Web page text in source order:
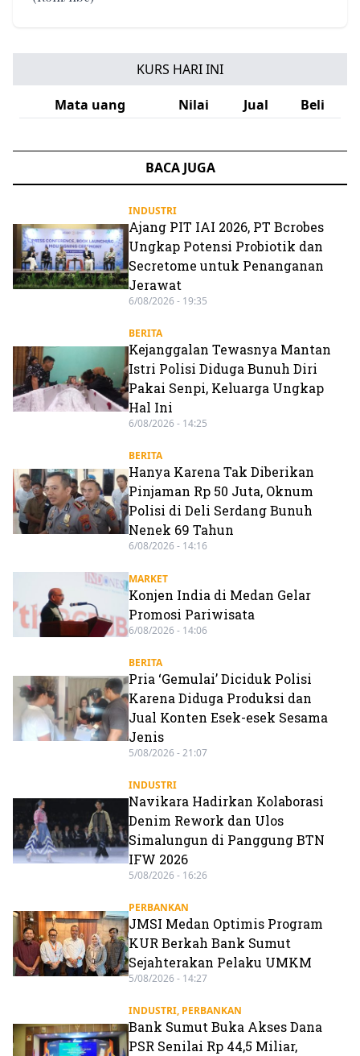
KURS HARI INI
Mata uang
Nilai Jual Beli
BACA JUGA
INDUSTRI
Ajang PIT IAI 2026, PT Bcrobes
Ungkap Potensi Probiotik dan
Secretome untuk Penanganan
Jerawat
6/08/2026 - 19:35
BERITA
Kejanggalan Tewasnya Mantan
Istri Polisi Diduga Bunuh Diri
Pakai Senpi, Keluarga Ungkap
Hal Ini
6/08/2026 - 14:25
BERITA
Hanya Karena Tak Diberikan
Pinjaman Rp 50 Juta, Oknum
Polisi di Deli Serdang Bunuh
Nenek 69 Tahun
6/08/2026 - 14:16
MARKET
Konjen India di Medan Gelar
Promosi Pariwisata
6/08/2026 - 14:06
BERITA
Pria ‘Gemulai’ Diciduk Polisi
Karena Diduga Produksi dan
Jual Konten Esek-esek Sesama
Jenis
5/08/2026 - 21:07
INDUSTRI
Navikara Hadirkan Kolaborasi
Denim Rework dan Ulos
Simalungun di Panggung BTN
IFW 2026
5/08/2026 - 16:26
PERBANKAN
JMSI Medan Optimis Program
KUR Berkah Bank Sumut
Sejahterakan Pelaku UMKM
5/08/2026 - 14:27
INDUSTRI, PERBANKAN
Bank Sumut Buka Akses Dana
PSR Senilai Rp 44,5 Miliar,